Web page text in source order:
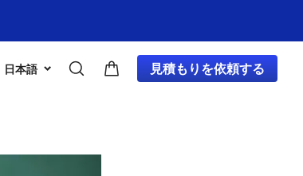
日本語 見積もりを依頼する